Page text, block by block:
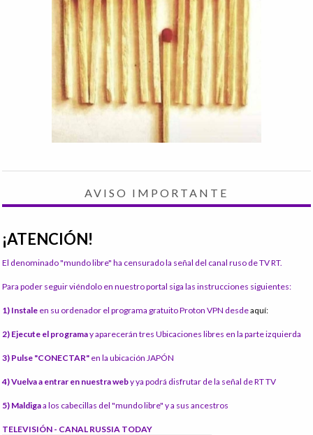
AVISO IMPORTANTE
¡ATENCIÓN!
El denominado "mundo libre" ha censurado la señal del canal ruso de TV RT.
Para poder seguir viéndolo en nuestro portal siga las instrucciones siguientes:
1) Instale en su ordenador el programa gratuito Proton VPN desdeaquí:
2) Ejecute el programay aparecerán tres Ubicaciones libres en la parte izquierda
3) Pulse "CONECTAR" en la ubicación JAPÓN
4) Vuelva a entrar en nuestra weby ya podrá disfrutar de la señal de RT TV
5) Maldigaa los cabecillas del "mundo libre" y a sus ancestros
TELEVISIÓN - CANAL RUSSIA TODAY